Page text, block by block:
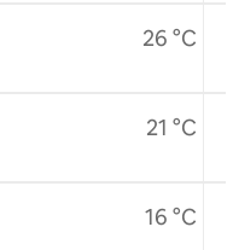
26 °C
21 °C
16 °C